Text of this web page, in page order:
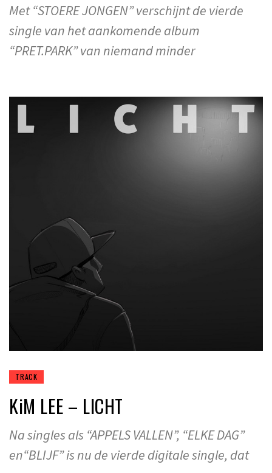
Met “STOERE JONGEN” verschijnt de vierde
single van het aankomende album
“PRET.PARK” van niemand minder
TRACK
KiM LEE – LICHT
Na singles als “APPELS VALLEN”, “ELKE DAG”
en“BLIJF” is nu de vierde digitale single, dat